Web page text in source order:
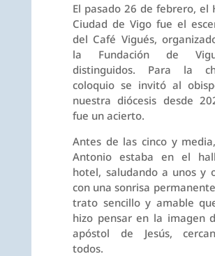
El pasado 26 de febrero, el
Ciudad de Vigo fue el
del Café Vigués,
la Fundación de
distinguidos. Para la
coloquio se invitó al
nuestra diócesis desde
fue un acierto.
Antes de las cinco y
Antonio estaba en el
hotel, saludando a unos y
con una sonrisa
trato sencillo y amable
hizo pensar en la imagen
apóstol de Jesús,
todos.